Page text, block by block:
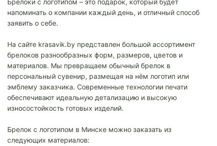
Брелоки с логотипом – это подарок, который будет
напоминать о компании каждый день, и отличный способ
заявить о себе.
На сайте krasavik.by представлен большой ассортимент
брелоков разнообразных форм, размеров, цветов и
материалов. Мы превращаем обычный брелок в
персональный сувенир, размещая на нём логотип или
эмблему заказчика. Современные технологии печати
обеспечивают идеальную детализацию и высокую
износостойкость готовых изделий.
Брелок с логотипом в Минске можно заказать из
следующих материалов: